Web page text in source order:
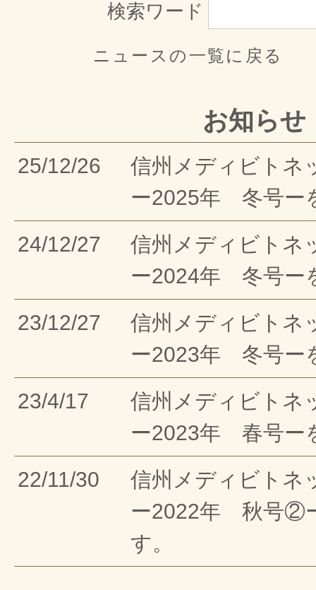
検索ワード
ニュースの一覧に戻る
お知らせ
25/12/26
信州メディビトネ
ー2025年 冬号ー
24/12/27
信州メディビトネ
ー2024年 冬号ー
23/12/27
信州メディビトネ
ー2023年 冬号ー
23/4/17
信州メディビトネ
ー2023年 春号ー
22/11/30
信州メディビトネ
ー2022年 秋号②
す。